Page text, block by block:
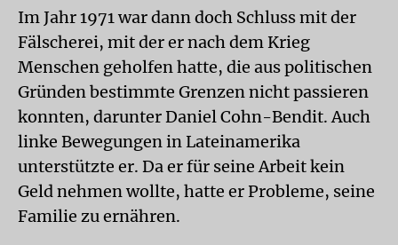
Im Jahr 1971 war dann doch Schluss mit der
Fälscherei, mit der er nach dem Krieg
Menschen geholfen hatte, die aus politischen
Gründen bestimmte Grenzen nicht passieren
konnten, darunter Daniel Cohn-Bendit. Auch
linke Bewegungen in Lateinamerika
unterstützte er. Da er für seine Arbeit kein
Geld nehmen wollte, hatte er Probleme, seine
Familie zu ernähren.